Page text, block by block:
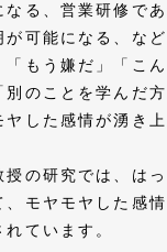
なる、営業研修で
可能になる、な
もう嫌だ」「こ
のことを学んだ
した感情が湧き
授の研究では、は
モヤモヤした感
ています。